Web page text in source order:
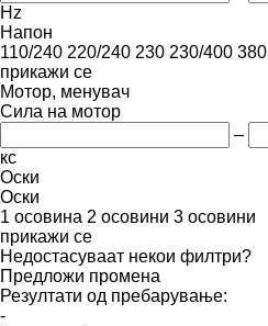
Hz
Напон
110/240 220/240 230 230/400 380
прикажи се
Мотор, менувач
Сила на мотор
–
кс
Оски
Оски
1 осовина 2 осовини 3 осовини
прикажи се
Недостасуваат некои филтри?
Предложи промена
Резултати од пребарување:
-